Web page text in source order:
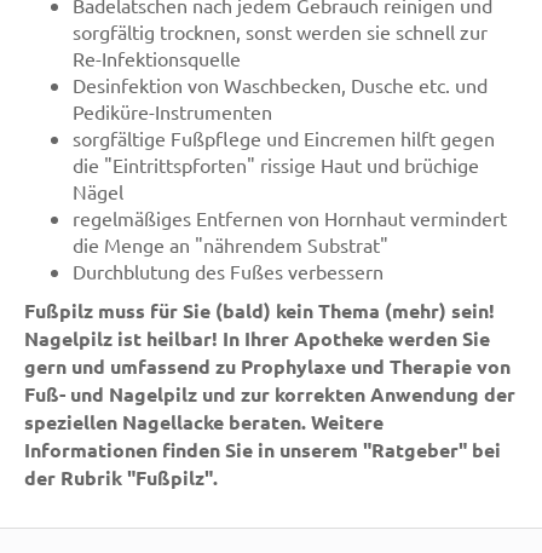
Badelatschen nach jedem Gebrauch reinigen und
sorgfältig trocknen, sonst werden sie schnell zur
Re-Infektionsquelle
Desinfektion von Waschbecken, Dusche etc. und
Pediküre-Instrumenten
sorgfältige Fußpflege und Eincremen hilft gegen
die "Eintrittspforten" rissige Haut und brüchige
Nägel
regelmäßiges Entfernen von Hornhaut vermindert
die Menge an "nährendem Substrat"
Durchblutung des Fußes verbessern
Fußpilz muss für Sie (bald) kein Thema (mehr) sein!
Nagelpilz ist heilbar! In Ihrer Apotheke werden Sie
gern und umfassend zu Prophylaxe und Therapie von
Fuß- und Nagelpilz und zur korrekten Anwendung der
speziellen Nagellacke beraten. Weitere
Informationen finden Sie in unserem "Ratgeber" bei
der Rubrik "Fußpilz".